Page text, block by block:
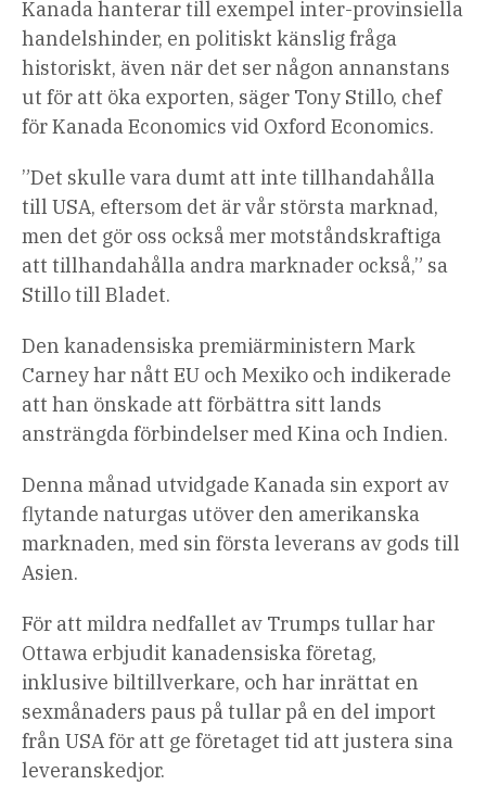
Kanada hanterar till exempel inter-provinsiella
handelshinder, en politiskt känslig fråga
historiskt, även när det ser någon annanstans
ut för att öka exporten, säger Tony Stillo, chef
för Kanada Economics vid Oxford Economics.
”Det skulle vara dumt att inte tillhandahålla
till USA, eftersom det är vår största marknad,
men det gör oss också mer motståndskraftiga
att tillhandahålla andra marknader också,” sa
Stillo till Bladet.
Den kanadensiska premiärministern Mark
Carney har nått EU och Mexiko och indikerade
att han önskade att förbättra sitt lands
ansträngda förbindelser med Kina och Indien.
Denna månad utvidgade Kanada sin export av
flytande naturgas utöver den amerikanska
marknaden, med sin första leverans av gods till
Asien.
För att mildra nedfallet av Trumps tullar har
Ottawa erbjudit kanadensiska företag,
inklusive biltillverkare, och har inrättat en
sexmånaders paus på tullar på en del import
från USA för att ge företaget tid att justera sina
leveranskedjor.